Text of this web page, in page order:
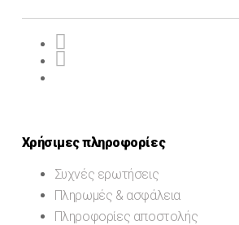
Χρήσιμες πληροφορίες
Συχνές ερωτήσεις
Πληρωμές & ασφάλεια
Πληροφορίες αποστολής